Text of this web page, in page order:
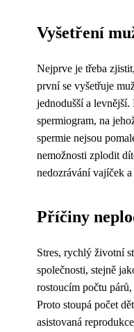
Vyšetření
Nejprve je třeba
první se vyšetřuje
jednodušší a levnější.
spermiogram, na
spermie nejsou
nemožnosti zplodit
nedozrávání vajíček
Příčiny
Stres, rychlý životní
společnosti, stejně
rostoucím počtu
Proto stoupá počet
asistovaná